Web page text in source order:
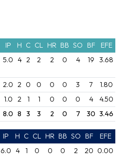
IP H C CL HR BB SO BF
EFE
5.0 4 2 2 2 0 4 19 3.68
2.0 2 0 0 0 0 3 7
1.80
1.0 2 1 1 0 0 0 4
4.50
8.0 8 3 3 2 0 7 30 3.46
IP H C CL HR BB SO BF
EFE
6.0 4 1 0 0 0 2 20 0.00